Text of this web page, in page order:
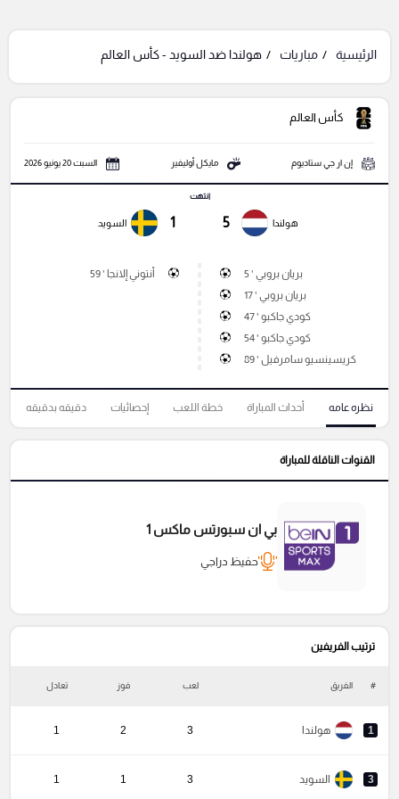
الرئيسية مباريات هولندا ضد السويد - كأس العالم
كأس العالم
إن ار جي ستاديوم مايكل أوليفير السبت 20 يونيو 2026
هولندا 5
انتهت
1 السويد
بريان بروبي ' 5
بريان بروبي ' 17
كودي جاكبو ' 47
كودي جاكبو ' 54
كريسينسيو سامرفيل ' 89
أنتوني إلانجا ' 59
نظره عامه أحداث المباراة خطة اللعب إحصائيات دقيقه بدقيقه
القنوات الناقلة للمباراة
بي ان سبورتس ماكس 1
حفيظ دراجي
ترتيب الفريفين
# الفريق لعب فوز تعادل
1 هولندا 3
2
1
3 السويد 3
1
1